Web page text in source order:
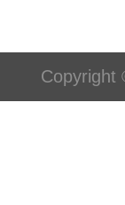
Copyright